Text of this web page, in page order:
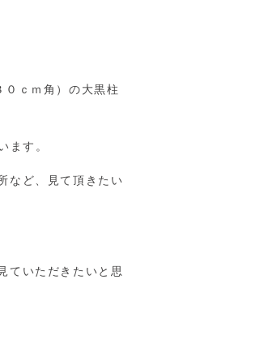
ｃｍ角）の大黒柱
ます。
など、見て頂きたい
ていただきたいと思